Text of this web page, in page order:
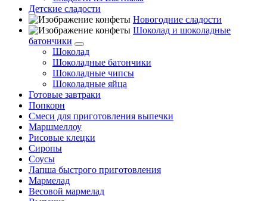
Детские сладости
Новогодние сладости
Шоколад и шоколадные
батончики
Шоколад
Шоколадные батончики
Шоколадные чипсы
Шоколадные яйца
Готовые завтраки
Попкорн
Смеси для приготовления выпечки
Маршмеллоу
Рисовые клецки
Сиропы
Соусы
Лапша быстрого приготовления
Мармелад
Весовой мармелад